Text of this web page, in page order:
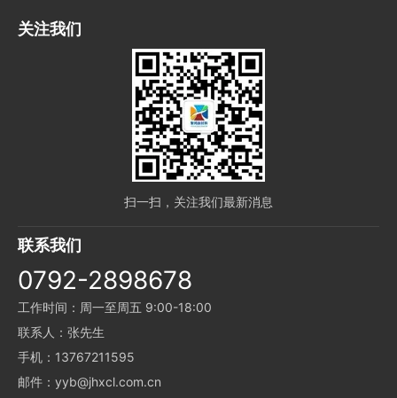
关注我们
扫一扫，关注我们最新消息
联系我们
0792-2898678
工作时间：周一至周五 9:00-18:00
联系人：张先生
手机：13767211595
邮件：yyb@jhxcl.com.cn